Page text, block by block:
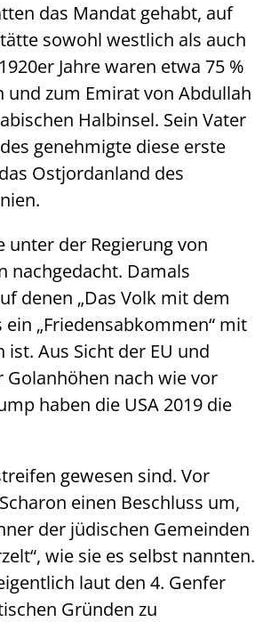
das Mandat gehabt, auf
sowohl westlich als auch
Jahre waren etwa 75 %
zum Emirat von Abdullah
Halbinsel. Sein Vater
genehmigte diese erste
Ostjordanland des
unter der Regierung von
nachgedacht. Damals
denen „Das Volk mit dem
„Friedensabkommen“ mit
Aus Sicht der EU und
nach wie vor
haben die USA 2019 die
gewesen sind. Vor
einen Beschluss um,
der jüdischen Gemeinden
wie sie es selbst nannten.
laut den 4. Genfer
Gründen zu